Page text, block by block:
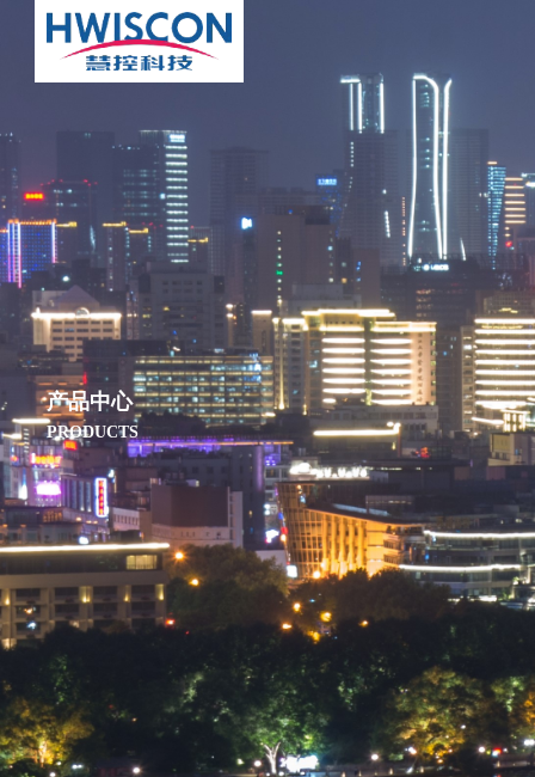
产品中心
PRODUCTS